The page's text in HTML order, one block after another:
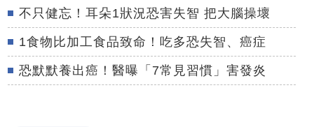
不只健忘！耳朵1狀況恐害失智 把大腦操壞
1食物比加工食品致命！吃多恐失智、癌症
恐默默養出癌！醫曝「7常見習慣」害發炎